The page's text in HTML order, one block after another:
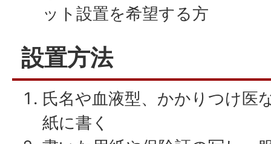
ット設置を希望する方
設置方法
氏名や血液型、かかりつけ医
紙に書く